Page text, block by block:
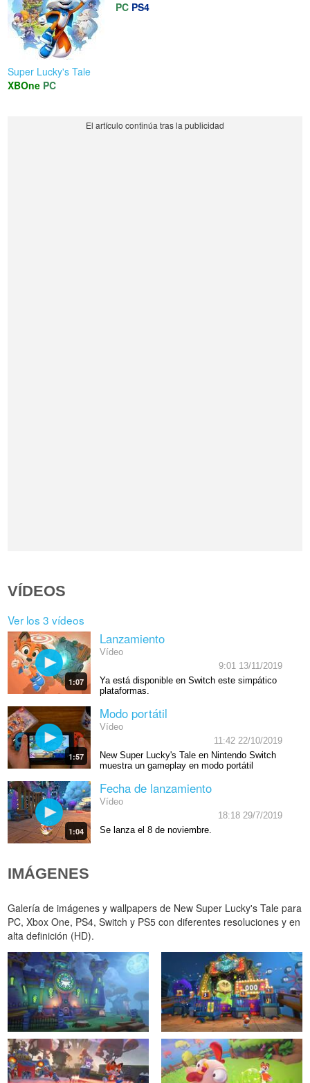
Super Lucky's Tale
XBOne PC
PC PS4
VÍDEOS
Ver los 3 vídeos
1:07
Lanzamiento
Vídeo
9:01 13/11/2019
Ya está disponible en Switch este simpático
plataformas.
1:57
Modo portátil
Vídeo
11:42 22/10/2019
New Super Lucky's Tale en Nintendo Switch
muestra un gameplay en modo portátil
1:04
Fecha de lanzamiento
Vídeo
18:18 29/7/2019
Se lanza el 8 de noviembre.
IMÁGENES
Galería de imágenes y wallpapers de New Super Lucky's Tale para
PC, Xbox One, PS4, Switch y PS5 con diferentes resoluciones y en
alta definición (HD).